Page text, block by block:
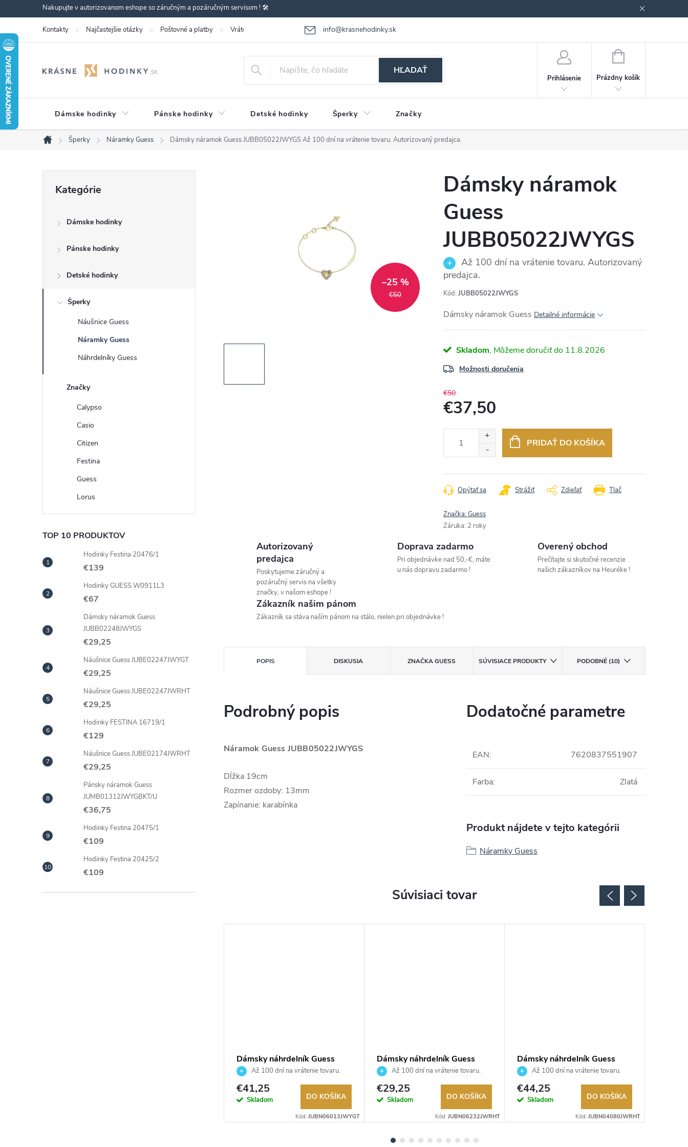
na
obsah
Nakupujte v autorizovanom eshope so záručným a pozáručným servisom ! 🛠️
info@krasnehodinky.sk
Kontakty Najčastejšie otázky Poštovné a platby Vrátenie-výmena tovaru Reklamácia tovaru Obchodné podmienky
HĽADAŤ
Prihlásenie
NÁKUPNÝ
Prázdny košík
Dámske hodinky Pánske hodinky Detské hodinky Šperky Značky
Domov
Šperky Náramky Guess Dámsky náramok Guess JUBB05022JWYGSAž 100 dní na vrátenie tovaru. Autorizovaný predajca.
ý
kategórie
Kategórie
Dámske hodinky
Pánske hodinky
Detské hodinky
Šperky
Náušnice Guess
Náramky Guess
Náhrdelníky Guess
Značky
Calypso
Casio
Citizen
Festina
Guess
Lorus
TOP 10 PRODUKTOV
Hodinky Festina 20476/1
€139
Hodinky GUESS W0911L3
€67
Dámsky náramok Guess
JUBB02248JWYGS
€29,25
Náušnice Guess JUBE02247JWYGT
€29,25
Náušnice Guess JUBE02247JWRHT
€29,25
Hodinky FESTINA 16719/1
€129
Náušnice Guess JUBE02174JWRHT
€29,25
Pánsky náramok Guess
JUMB01312JWYGBKT/U
€36,75
Hodinky Festina 20475/1
€109
Hodinky Festina 20425/2
€109
€50
–25 %
Dámsky náramok
Guess
JUBB05022JWYGS
Až 100 dní na vrátenie tovaru. Autorizovaný
predajca.
Kód: JUBB05022JWYGS
Dámsky náramok Guess Detailné informácie
Skladom 11.8.2026
Možnosti doručenia
€50
€37,50
PRIDAŤ DO KOŠÍKA
Tlač
Opýtať sa Strážiť Zdieľať
Značka:Guess
Záruka: 2 roky
Autorizovaný
predajca
Poskytujeme záručný a
pozáručný servis na všetky
značky, v našom eshope !
Doprava zadarmo
Pri objednávke nad 50,-€, máte
u nás dopravu zadarmo !
Overený obchod
Prečítajte si skutočné recenzie
našich zákazníkov na Heuréke !
Zákazník našim pánom
Zákazník sa stáva naším pánom na stálo, nielen pri objednávke !
POPIS DISKUSIA ZNAČKAGUESS SÚVISIACE PRODUKTY PODOBNÉ (10)
Podrobný popis
Náramok Guess JUBB05022JWYGS
Dĺžka 19cm
Rozmer ozdoby: 13mm
Zapínanie: karabínka
Dodatočné parametre
EAN: 7620837551907
Farba: Zlatá
Produkt nájdete v tejto kategórii
Náramky Guess
Súvisiaci tovar
Dámsky náhrdelník Guess
JUBN06013JWYGT
Až 100 dní na vrátenie tovaru.
Autorizovaný predajca.
€41,25
Skladom DO KOŠÍKA
Kód: JUBN06013JWYGT
Dámsky náhrdelník Guess
JUBN06232JWRHT
Až 100 dní na vrátenie tovaru.
Autorizovaný predajca.
€29,25
Skladom DO KOŠÍKA
Kód: JUBN06232JWRHT
Dámsky náhrdelník Guess
JUBN04080JWRHT
Až 100 dní na vrátenie tovaru.
Autorizovaný predajca.
€44,25
Skladom DO KOŠÍKA
Kód: JUBN04080JWRHT